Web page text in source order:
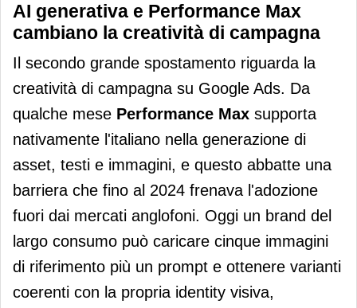
AI generativa e Performance Max
cambiano la creatività di campagna
Il secondo grande spostamento riguarda la
creatività di campagna su Google Ads. Da
qualche mese Performance Max supporta
nativamente l'italiano nella generazione di
asset, testi e immagini, e questo abbatte una
barriera che fino al 2024 frenava l'adozione
fuori dai mercati anglofoni. Oggi un brand del
largo consumo può caricare cinque immagini
di riferimento più un prompt e ottenere varianti
coerenti con la propria identity visiva,